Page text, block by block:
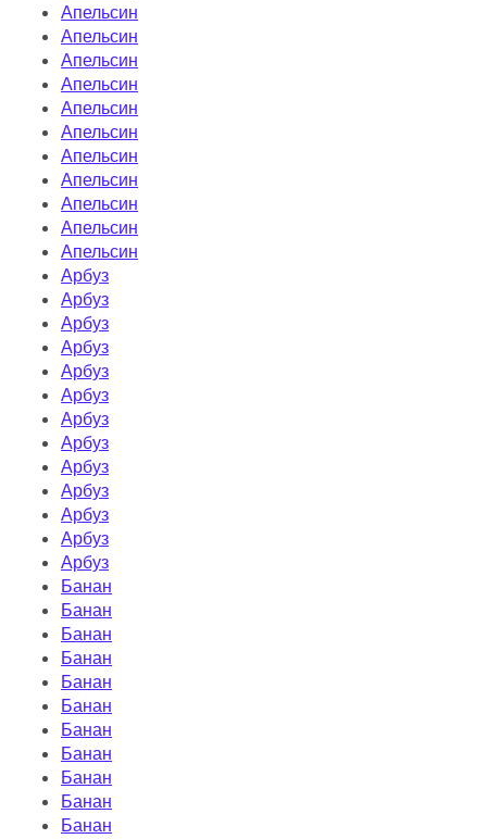
Апельсин
Апельсин
Апельсин
Апельсин
Апельсин
Апельсин
Апельсин
Апельсин
Апельсин
Апельсин
Апельсин
Арбуз
Арбуз
Арбуз
Арбуз
Арбуз
Арбуз
Арбуз
Арбуз
Арбуз
Арбуз
Арбуз
Арбуз
Арбуз
Банан
Банан
Банан
Банан
Банан
Банан
Банан
Банан
Банан
Банан
Банан